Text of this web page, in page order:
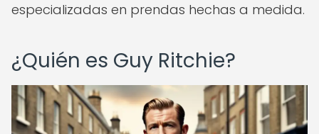
especializadas en prendas hechas a medida.
¿Quién es Guy Ritchie?